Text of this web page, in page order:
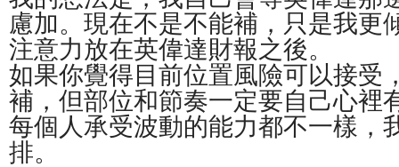
慮加。現在不是不能補，只是我更
注意力放在英偉達財報之後。
如果你覺得目前位置風險可以接受
補，但部位和節奏一定要自己心裡
每個人承受波動的能力都不一樣，
排。